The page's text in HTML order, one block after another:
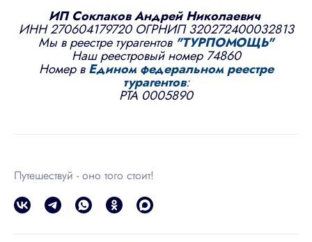
Путешествуй - оно того стоит!
ИП Соклаков Андрей Николаевич
ИНН 270604179720 ОГРНИП 320272400032813
Мы в реестре турагентов "ТУРПОМОЩЬ"
Наш реестровый номер 74860
Номер вЕдином федеральном реестре
турагентов:
РТА 0005890